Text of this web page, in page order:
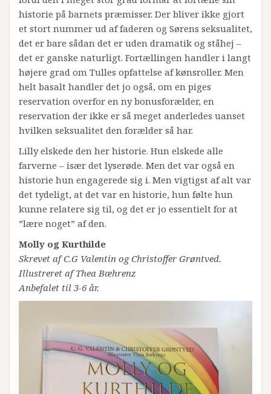
historie på barnets præmisser. Der bliver ikke gjort
et stort nummer ud af faderen og Sørens seksualitet,
det er bare sådan det er uden dramatik og ståhej –
det er ganske naturligt. Fortællingen handler i langt
højere grad om Tulles opfattelse af kønsroller. Men
helt basalt handler det jo også, om en piges
reservation overfor en ny bonusforælder, en
reservation der ikke er så meget anderledes uanset
hvilken seksualitet den forælder så har.
Lilly elskede den her historie. Hun elskede alle
farverne – især det lyserøde. Men det var også en
historie hun engagerede sig i. Men vigtigst af alt var
det tydeligt, at det var en historie, hun følte hun
kunne relatere sig til, og det er jo essentielt for at
”lære noget” af den.
Molly og Kurthilde
Skrevet af C.G Valentin og Christoffer Grøntved.
Illustreret af Thea Bæhrenz
Anbefalet til 3-6 år.